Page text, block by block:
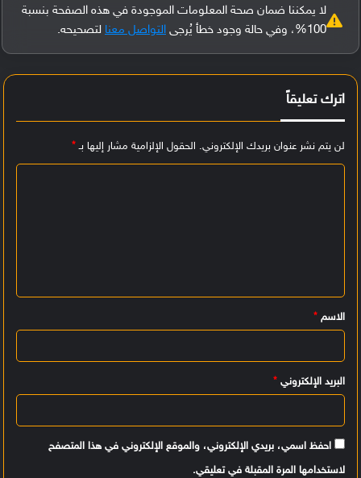
لا يمكننا ضمان صحة المعلومات الموجودة في هذه الصفحة بنسبة
100%، وفي حالة وجود خطأ يُرجى
التواصل معنا لتصحيحه.
اترك تعليقاً
لن يتم نشر عنوان بريدك الإلكتروني. الحقول الإلزامية مشار إليها بـ*
ي
ق
الاسم *
البريد الإلكتروني *
احفظ اسمي، بريدي الإلكتروني، والموقع الإلكتروني في هذا المتصفح
لاستخدامها المرة المقبلة في تعليقي.